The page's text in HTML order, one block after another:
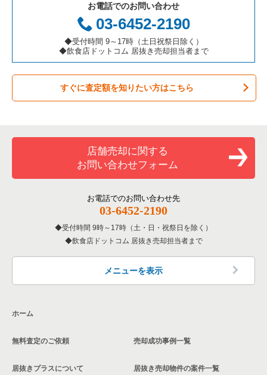
お弁当・惣菜・デリの居抜き売却物件の案件一覧
カラオケ・パブ・スナックの居抜き売却物件の案件一覧
バーの居抜き売却物件の案件一覧
居酒屋・ダイニングバーの居抜き売却物件の案件一覧
洋食の居抜き売却物件の案件一覧
その他の居抜き売却物件の案件一覧
三重県の飲食店の居抜き売却物件の案件一覧
足立区の飲食店の居抜き売却物件の案件一覧
板橋区の飲食店の居抜き売却物件の案件一覧
台東区の飲食店の居抜き売却物件の案件一覧
練馬区の飲食店の居抜き売却物件の案件一覧
北区の飲食店の居抜き売却物件の案件一覧
江戸川区の飲食店の居抜き売却物件の案件一覧
墨田区の飲食店の居抜き売却物件の案件一覧
品川区の飲食店の居抜き売却物件の案件一覧
中野区の飲食店の居抜き売却物件の案件一覧
東京23区のアジア料理の居抜き売却物件の案件一覧
東京23区のカフェの居抜き売却物件の案件一覧
東京23区のテイクアウトの居抜き売却物件の案件一覧
東京23区のお弁当・惣菜・デリの居抜き売却物件の案件一覧
東京23区のバーの居抜き売却物件の案件一覧
東京23区の居酒屋・ダイニングバーの居抜き売却物件の案件一
東京23区の専門料理の居抜き売却物件の案件一覧
東京23区の和食の居抜き売却物件の案件一覧
東京23区の洋食の居抜き売却物件の案件一覧
世田谷区のアジア料理の居抜き売却物件の案件一覧
世田谷区のカフェの居抜き売却物件の案件一覧
世田谷区のテイクアウトの居抜き売却物件の案件一覧
世田谷区のお弁当・惣菜・デリの居抜き売却物件の案件一覧
世田谷区のバーの居抜き売却物件の案件一覧
世田谷区の居酒屋・ダイニングバーの居抜き売却物件の案件一
世田谷区の和食の居抜き売却物件の案件一覧
世田谷区の洋食の居抜き売却物件の案件一覧
世田谷区のその他の居抜き売却物件の案件一覧
お電話でのお問い合わせ
03-6452-2190
◆受付時間 9～17時（土日祝祭日除く）
◆飲食店ドットコム 居抜き売却担当者まで
すぐに査定額を知りたい方はこちら
店舗売却に関する
お問い合わせフォーム
お電話でのお問い合わせ先
03-6452-2190
受付時間 9時～17時（土・日・祝祭日を除く）
飲食店ドットコム 居抜き売却担当者まで
メニューを表示
ホーム
無料査定のご依頼
居抜きプラスについて
売却成功事例一覧
居抜き売却物件の案件一覧